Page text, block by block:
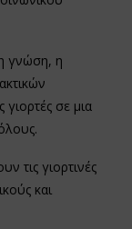
γνώση, η
σε μια
τις γιορτινές
και